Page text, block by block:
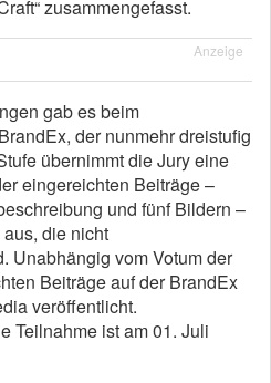
zusammengefasst.
Anzeige
gab es beim
der nunmehr dreistufig
übernimmt die Jury eine
eingereichten Beiträge –
und fünf Bildern –
die nicht
Unabhängig vom Votum der
Beiträge auf der BrandEx
veröffentlicht.
Teilnahme ist am 01. Juli